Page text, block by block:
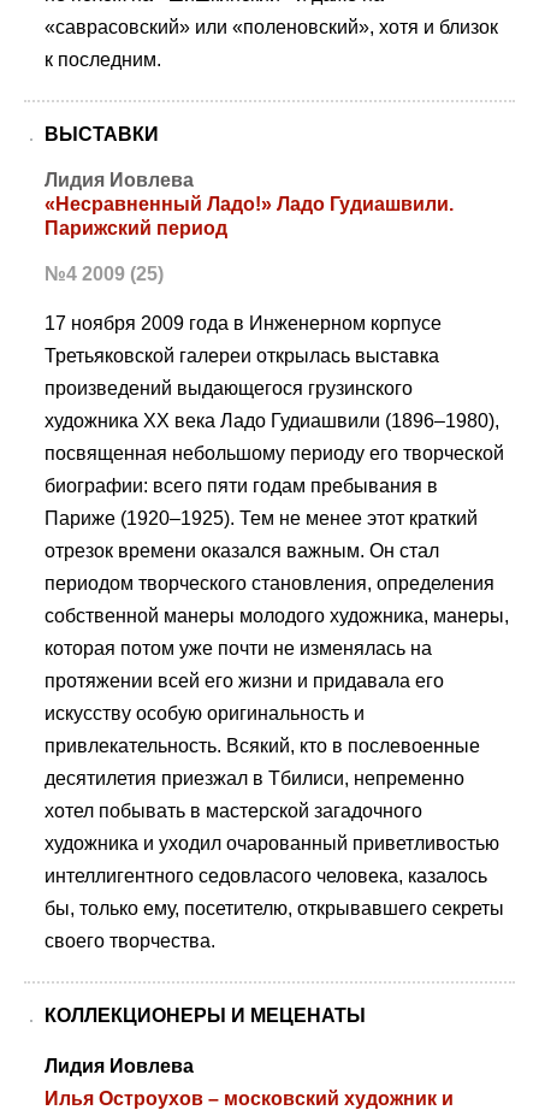
«саврасовский» или «поленовский», хотя и близок
к последним.
ВЫСТАВКИ
Лидия Иовлева
«Несравненный Ладо!» Ладо Гудиашвили.
Парижский период
№4 2009 (25)
17 ноября 2009 года в Инженерном корпусе
Третьяковской галереи открылась выставка
произведений выдающегося грузинского
художника XX века Ладо Гудиашвили (1896–1980),
посвященная небольшому периоду его творческой
биографии: всего пяти годам пребывания в
Париже (1920–1925). Тем не менее этот краткий
отрезок времени оказался важным. Он стал
периодом творческого становления, определения
собственной манеры молодого художника, манеры,
которая потом уже почти не изменялась на
протяжении всей его жизни и придавала его
искусству особую оригинальность и
привлекательность. Всякий, кто в послевоенные
десятилетия приезжал в Тбилиси, непременно
хотел побывать в мастерской загадочного
художника и уходил очарованный приветливостью
интеллигентного седовласого человека, казалось
бы, только ему, посетителю, открывавшего секреты
своего творчества.
КОЛЛЕКЦИОНЕРЫ И МЕЦЕНАТЫ
Лидия Иовлева
Илья Остроухов – московский художник и